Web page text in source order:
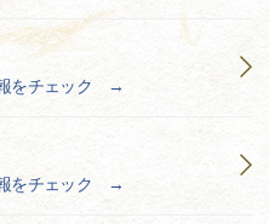
報をチェック →
報をチェック →